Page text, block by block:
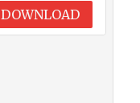
DOWNLOAD